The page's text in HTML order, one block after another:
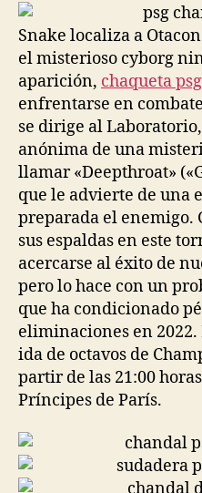
Snake localiza a
el misterioso cyborg
aparición, chaqueta psg
enfrentarse en
se dirige al
anónima de una
llamar «Deepthroat»
que le advierte de una
preparada el enemigo.
sus espaldas en este
acercarse al éxito de
pero lo hace con un
que ha condicionado
eliminaciones en 2022.
ida de octavos de
partir de las 21:00
Príncipes de París.